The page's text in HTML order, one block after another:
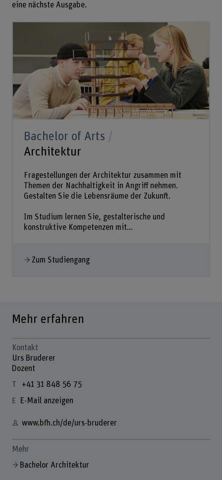
eine nächste Ausgabe.
Bachelor of Arts
Architektur
Fragestellungen der Architektur zusammen mit
Themen der Nachhaltigkeit in Angriff nehmen.
Gestalten Sie die Lebensräume der Zukunft.
Im Studium lernen Sie, gestalterische und
konstruktive Kompetenzen mit...
Zum Studiengang
Mehr erfahren
Kontakt
Urs Bruderer
Dozent
+41 31 848 56 75
E-Mail anzeigen
www.bfh.ch/de/urs-bruderer
Mehr
Bachelor Architektur